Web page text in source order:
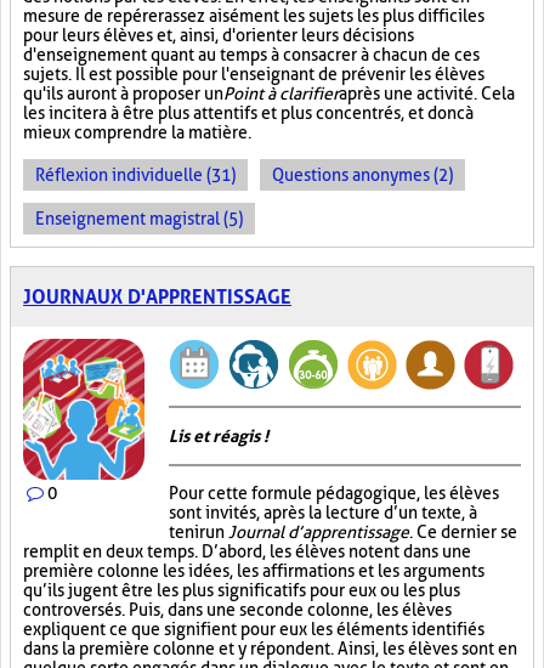
mesure de repérer assez aisément les sujets les plus difficiles
pour leurs élèves et, ainsi, d'orienter leurs décisions
d'enseignement quant au temps à consacrer à chacun de ces
sujets. Il est possible pour l'enseignant de prévenir les élèves
qu'ils auront à proposer unPoint à clarifieraprès une activité. Cela
les incitera à être plus attentifs et plus concentrés, et donc à
mieux comprendre la matière.
Réflexion individuelle (31) Questions anonymes (2)
Enseignement magistral (5)
JOURNAUX D'APPRENTISSAGE
0
Lis et réagis !
Pour cette formule pédagogique, les élèves
sont invités, après la lecture d’un texte, à
tenir un Journal d’apprentissage. Ce dernier se
remplit en deux temps. D’abord, les élèves notent dans une
première colonne les idées, les affirmations et les arguments
qu’ils jugent être les plus significatifs pour eux ou les plus
controversés. Puis, dans une seconde colonne, les élèves
expliquent ce que signifient pour eux les éléments identifiés
dans la première colonne et y répondent. Ainsi, les élèves sont en